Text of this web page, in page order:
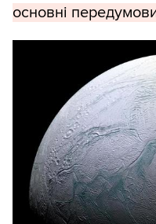
основні